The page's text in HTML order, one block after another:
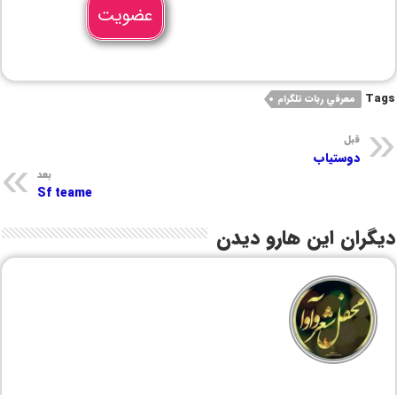
عضویت
Tags معرفي ربات تلگرام
قبل
دوستیاب
بعد
Sf teame
دیگران این هارو دیدن